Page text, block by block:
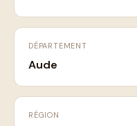
DÉPARTEMENT
Aude
RÉGION